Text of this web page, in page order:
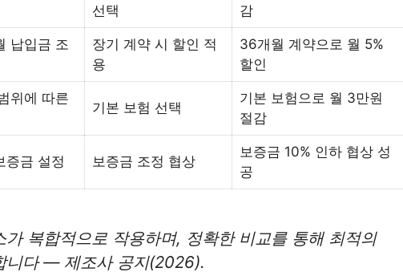
선택
감
납입금 조
장기 계약 시 할인 적
용
36개월 계약으로 월 5%
할인
위에 따른
기본 보험 선택
기본 보험으로 월 3만원
절감
증금 설정 보증금 조정 협상
보증금 10% 인하 협상 성
공
가 복합적으로 작용하며, 정확한 비교를 통해 최적의
니다 — 제조사 공지(2026).